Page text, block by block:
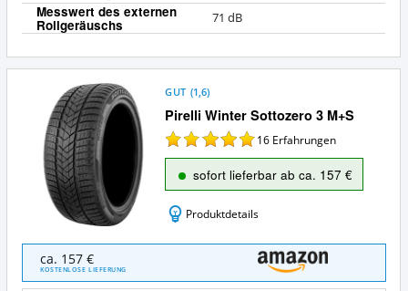
Messwert des externen
Rollgeräuschs 71 dB
Pirelli Winter Sottozero 3 M+S
GUT (1,6)
16 Erfahrungen
sofort lieferbar ab ca. 157 €
Produktdetails
Winter
Sottozero
ca. 157 €
KOSTENLOSE LIEFERUNG